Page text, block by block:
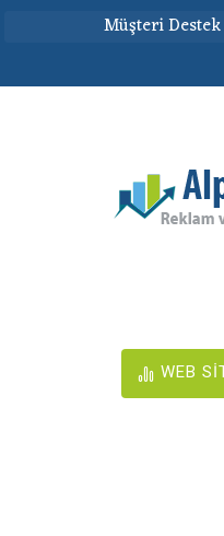
Müşteri Destek
WEB